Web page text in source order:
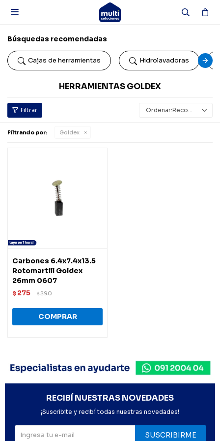

Búsquedas recomendadas
Cajas de herramientas Hidrolavadoras
HERRAMIENTAS GOLDEX
Recomendados
Filtrando por: Goldex
Carbones 6.4x7.4x13.5
Rotomartill Goldex
26mm 0607
$ 275 $290
RECIBÍ NUESTRAS NOVEDADES
¡Suscribite y recibí todas nuestras novedades!
SUSCRIBIRME